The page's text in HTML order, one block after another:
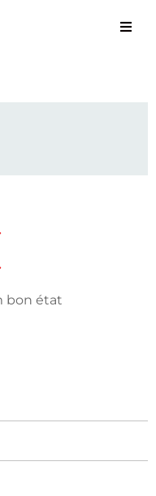
bon état